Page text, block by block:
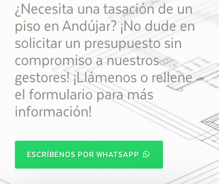
¿Necesita una tasación de un
piso en Andújar? ¡No dude en
solicitar un presupuesto sin
compromiso a nuestros
gestores! ¡Llámenos o rellene
el formulario para más
información!
ESCRÍBENOS POR WHATSAPP